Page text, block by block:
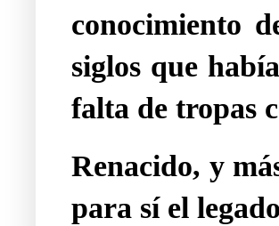
conocimiento
siglos que
falta de tropas
Renacido, y
para sí el